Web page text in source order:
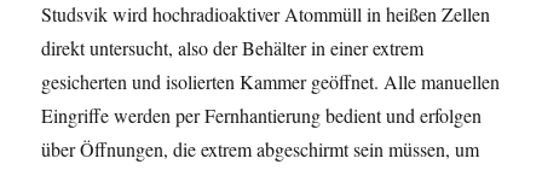
Studsvik wird hochradioaktiver Atommüll in heißen Zellen
direkt untersucht, also der Behälter in einer extrem
gesicherten und isolierten Kammer geöffnet. Alle manuellen
Eingriffe werden per Fernhantierung bedient und erfolgen
über Öffnungen, die extrem abgeschirmt sein müssen, um